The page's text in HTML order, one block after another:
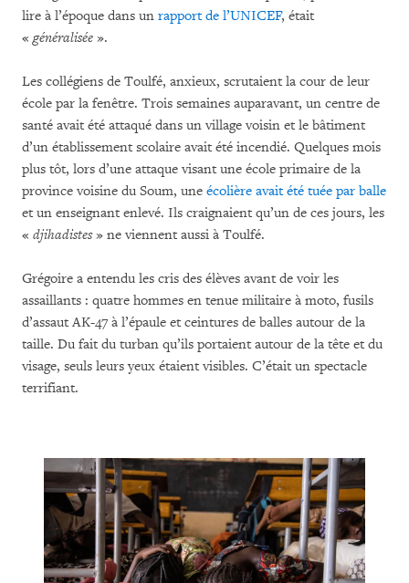
lire à l’époque dans un rapport de l’UNICEF, était
«généralisée ».
Les collégiens de Toulfé, anxieux, scrutaient la cour de leur
école par la fenêtre. Trois semaines auparavant, un centre de
santé avait été attaqué dans un village voisin et le bâtiment
d’un établissement scolaire avait été incendié. Quelques mois
plus tôt, lors d’une attaque visant une école primaire de la
province voisine du Soum, une écolière avait été tuée par balle
et un enseignant enlevé. Ils craignaient qu’un de ces jours, les
« djihadistes» ne viennent aussi à Toulfé.
Grégoire a entendu les cris des élèves avant de voir les
assaillants : quatre hommes en tenue militaire à moto, fusils
d’assaut AK-47 à l’épaule et ceintures de balles autour de la
taille. Du fait du turban qu’ils portaient autour de la tête et du
visage, seuls leurs yeux étaient visibles. C’était un spectacle
terrifiant.